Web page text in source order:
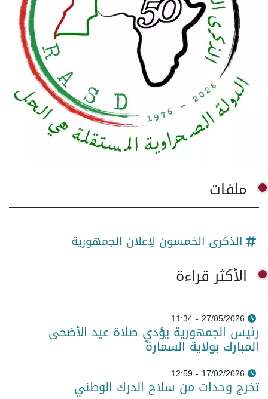
ملفات
الذكرى الخمسون لإعلان الجمهورية
الأكثر قراءة
27/05/2026 - 11:34
رئيس الجمهورية يؤدي صلاة عيد الأضحى
المبارك بولاية السمارة
17/02/2026 - 12:59
تخرج وحدات من سلاح الدرك الوطني